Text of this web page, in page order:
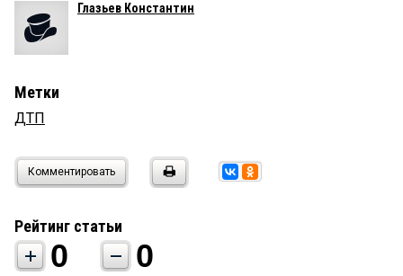
Глазьев Константин
Метки
ДТП
Комментировать
Рейтинг статьи
0 0